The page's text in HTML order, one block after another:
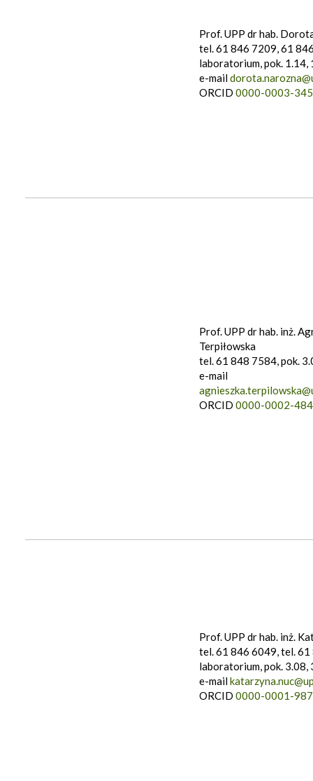
Prof. UPP dr hab.
tel. 61 846 7209, 61
laboratorium, pok. 1.14,
e-mail
ORCID 0000-0003-
Prof. UPP dr hab. inż.
Terpiłowska
tel. 61 848 7584, pok.
e-mail
ORCID 0000-0002-
Prof. UPP dr hab. inż.
tel. 61 846 6049, tel.
laboratorium, pok. 3.08,
e-mail
ORCID 0000-0001-